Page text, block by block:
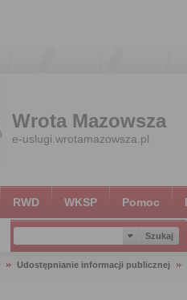
Wrota Mazowsza
e-uslugi.wrotamazowsza.pl
RWD WKSP Pomoc
Udostępnianie informacji publicznej